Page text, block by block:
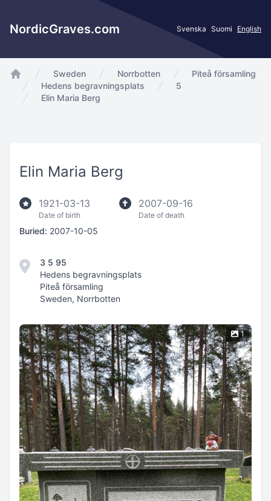
NordicGraves.com Svenska Suomi English
app.Start
Sweden Norrbotten
Piteå församling
Hedens begravningsplats
5
Elin Maria Berg
Elin Maria Berg
1921-03-13
Date of birth
2007-09-16
Date of death
Buried: 2007-10-05
3 5 95
Hedens begravningsplats
Piteå församling
Sweden, Norrbotten
1